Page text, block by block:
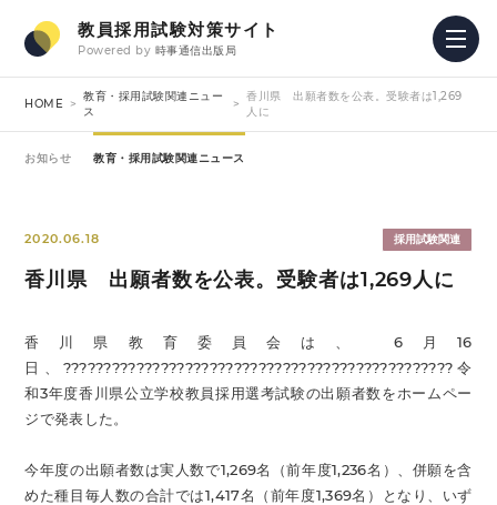
教員採用試験対策サイト
Powered by 時事通信出版局
HOME
教育・採用試験関連ニュー
ス
香川県 出願者数を公表。受験者は1,269
人に
お知らせ 教育・採用試験関連ニュース
2020.06.18 採用試験関連
香川県 出願者数を公表。受験者は1,269人に
香川県教育委員会は、 6月16
日、????????????????????????????????????????????????令
和3年度香川県公立学校教員採用選考試験の出願者数をホームペー
ジで発表した。
今年度の出願者数は実人数で1,269名（前年度1,236名）、併願を含
めた種目毎人数の合計では1,417名（前年度1,369名）となり、いず